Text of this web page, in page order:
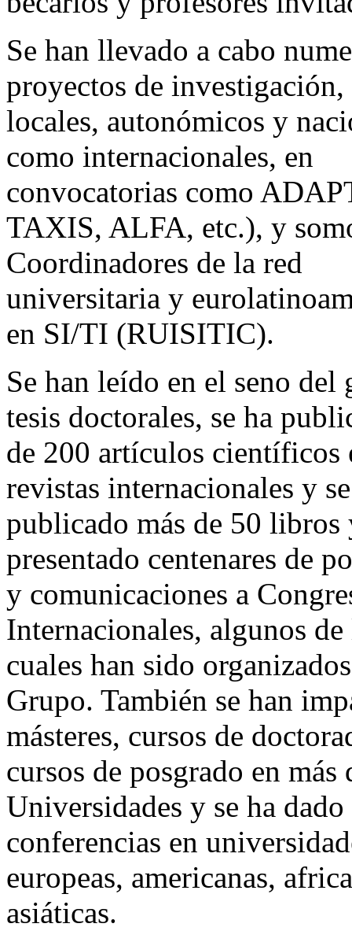
Se han llevado a cabo
proyectos de investigación,
locales, autonómicos y
como internacionales, en
convocatorias como
TAXIS, ALFA, etc.), y
Coordinadores de la red
universitaria y
en SI/TI (RUISITIC).
Se han leído en el seno del
tesis doctorales, se ha
de 200 artículos científicos
revistas internacionales y
publicado más de 50 libros
presentado centenares de
y comunicaciones a
Internacionales, algunos de
cuales han sido
Grupo. También se han
másteres, cursos de
cursos de posgrado en más
Universidades y se ha dado
conferencias en
europeas, americanas,
asiáticas.